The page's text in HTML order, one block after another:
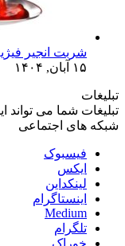
شربت انجیر
۱۵ آبان, ۱۴۰۴
تبلیغات
تبلیغات شما می تواند
شبکه های اجتماعی
فیسبوک
ایکس
لینکداین
اینستاگرام
Medium
تلگرام
خوراک